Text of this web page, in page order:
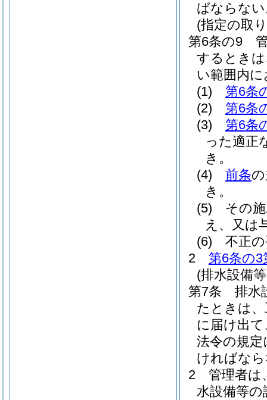
ばならな
(指定の取
第6条の9
するとき
い範囲内
(1)
第6条
(2)
第6条
(3)
第6条
った適正
き。
(4)
前条
き。
(5)
その
え、又は
(6)
不正
2
第6条の3
(排水設備
第7条
排水
たときは
に届け出
法令の規
ければな
2
管理者は
水設備等